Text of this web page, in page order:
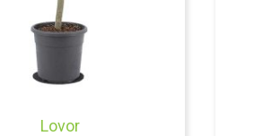
Lovor